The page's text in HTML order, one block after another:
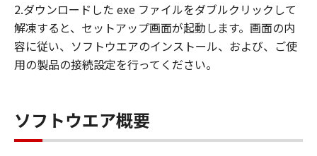
2.ダウンロードした exe ファイルをダブルクリックして
解凍すると、セットアップ画面が起動します。画面の内
容に従い、ソフトウエアのインストール、および、ご使
用の製品の接続設定を行ってください。
ソフトウエア概要